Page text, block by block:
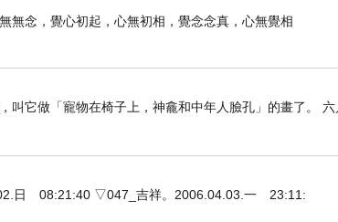
什麼!四月份回彰化一趟的作息大亂後，
我先捨不得孩子這樣哭>好啦!我知道我
可憐模樣，我哪有辦法在硬著心放他繼
息吧!
無念，覺心初起，心無初相，覺念念真，心無覺相
叫它做「寵物在椅子上，神龕和中年人臉孔」的畫了。 六
日 08:21:40 ▽047_吉祥。2006.04.03.一 23:11: